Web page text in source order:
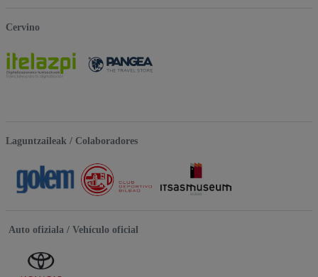
Cervino
Laguntzaileak / Colaboradores
Auto ofiziala / Vehículo oficial